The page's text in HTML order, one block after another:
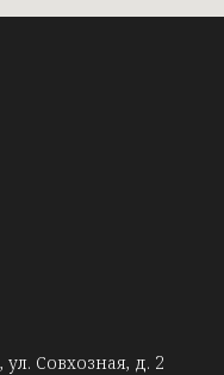
Совхозная, д. 2